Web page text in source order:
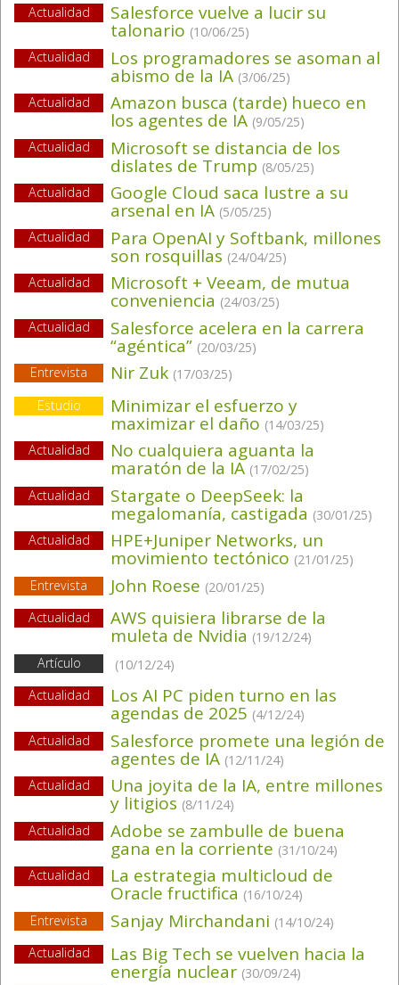
Actualidad
Salesforce vuelve a lucir su
talonario (10/06/25)
Actualidad
Los programadores se asoman al
abismo de la IA (3/06/25)
Actualidad
Amazon busca (tarde) hueco en
los agentes de IA (9/05/25)
Actualidad
Microsoft se distancia de los
dislates de Trump (8/05/25)
Actualidad
Google Cloud saca lustre a su
arsenal en IA (5/05/25)
Actualidad
Para OpenAI y Softbank, millones
son rosquillas (24/04/25)
Actualidad
Microsoft + Veeam, de mutua
conveniencia (24/03/25)
Actualidad
Salesforce acelera en la carrera
“agéntica” (20/03/25)
Entrevista
Nir Zuk (17/03/25)
Estudio
Minimizar el esfuerzo y
maximizar el daño (14/03/25)
Actualidad
No cualquiera aguanta la
maratón de la IA (17/02/25)
Actualidad
Stargate o DeepSeek: la
megalomanía, castigada (30/01/25)
Actualidad
HPE+Juniper Networks, un
movimiento tectónico (21/01/25)
Entrevista
John Roese (20/01/25)
Actualidad
AWS quisiera librarse de la
muleta de Nvidia (19/12/24)
Artículo
(10/12/24)
Actualidad
Los AI PC piden turno en las
agendas de 2025 (4/12/24)
Actualidad
Salesforce promete una legión de
agentes de IA (12/11/24)
Actualidad
Una joyita de la IA, entre millones
y litigios (8/11/24)
Actualidad
Adobe se zambulle de buena
gana en la corriente (31/10/24)
Actualidad
La estrategia multicloud de
Oracle fructifica (16/10/24)
Entrevista
Sanjay Mirchandani (14/10/24)
Actualidad
Las Big Tech se vuelven hacia la
energía nuclear (30/09/24)